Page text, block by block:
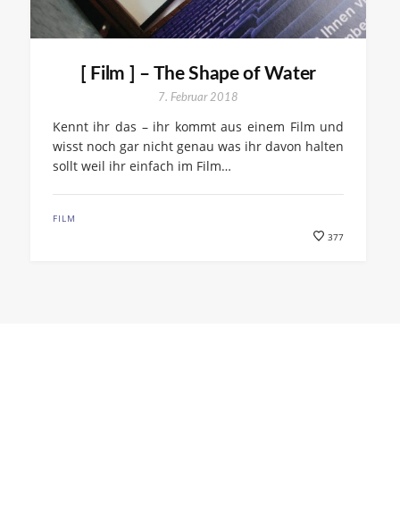
[ Film ] – The Shape of Water
7. Februar 2018
Kennt ihr das – ihr kommt aus einem Film und
wisst noch gar nicht genau was ihr davon halten
sollt weil ihr einfach im Film…
FILM
377